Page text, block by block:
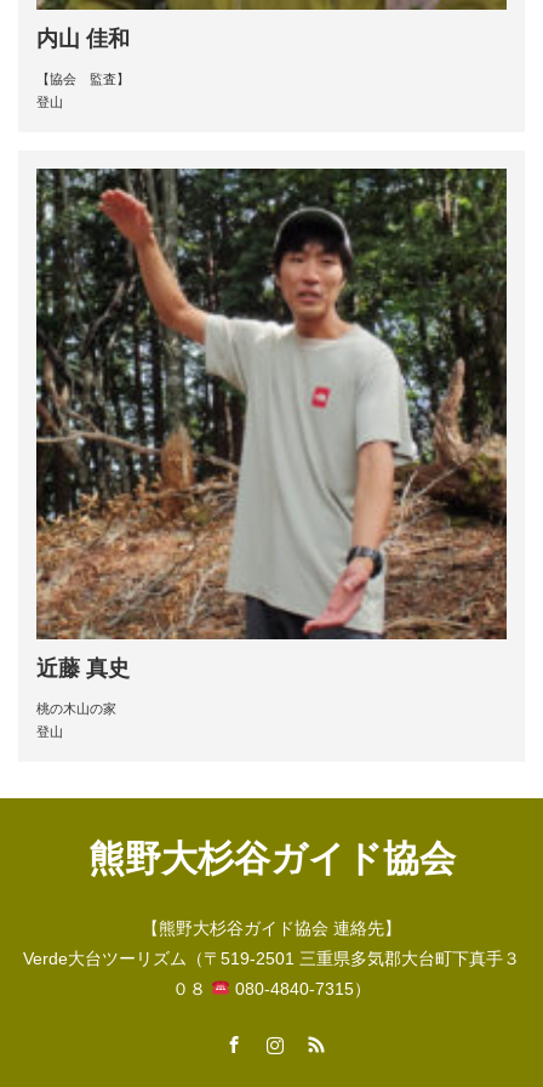
内山 佳和
【協会 監査】
登山
近藤 真史
桃の木山の家
登山
熊野大杉谷ガイド協会
【熊野大杉谷ガイド協会 連絡先】
Verde大台ツーリズム（〒519-2501 三重県多気郡大台町下真手３
０８
080-4840-7315）